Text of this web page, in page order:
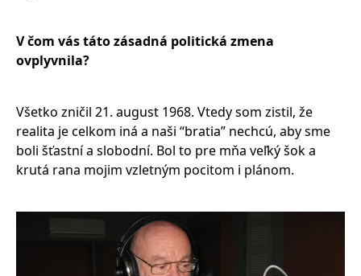
V čom vás táto zásadná politická zmena
ovplyvnila?
Všetko zničil 21. august 1968. Vtedy som zistil, že
realita je celkom iná a naši “bratia” nechcú, aby sme
boli šťastní a slobodní. Bol to pre mňa veľký šok a
krutá rana mojim vzletným pocitom i plánom.